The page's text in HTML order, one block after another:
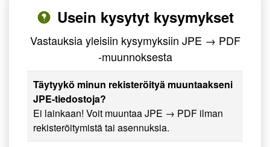
Usein kysytyt kysymykset
Vastauksia yleisiin kysymyksiin JPE → PDF
-muunnoksesta
Täytyykö minun rekisteröityä muuntaakseni
JPE-tiedostoja?
Ei lainkaan! Voit muuntaa JPE → PDF ilman
rekisteröitymistä tai asennuksia.